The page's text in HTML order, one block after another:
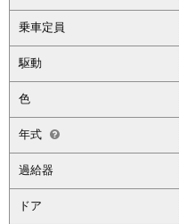
乗車定員
駆動
色
年式
過給器
ドア